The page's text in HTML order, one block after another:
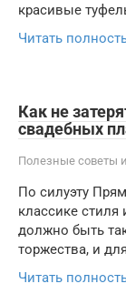
красивые
Читать
Как не
свадебных
Полезные советы
По силуэту
классике стиля
должно быть
торжества, и
Читать